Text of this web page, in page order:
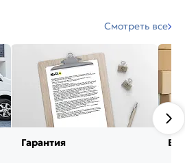
Смотреть все
Гарантия